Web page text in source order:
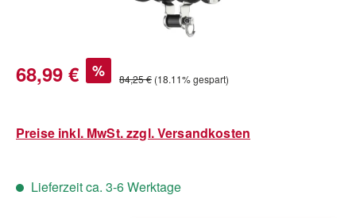
Verkaufspreis:
68,99 € % Regulärer Preis:
84,25 € (18.11% gespart)
Preise inkl. MwSt. zzgl. Versandkosten
Lieferzeit ca. 3-6 Werktage